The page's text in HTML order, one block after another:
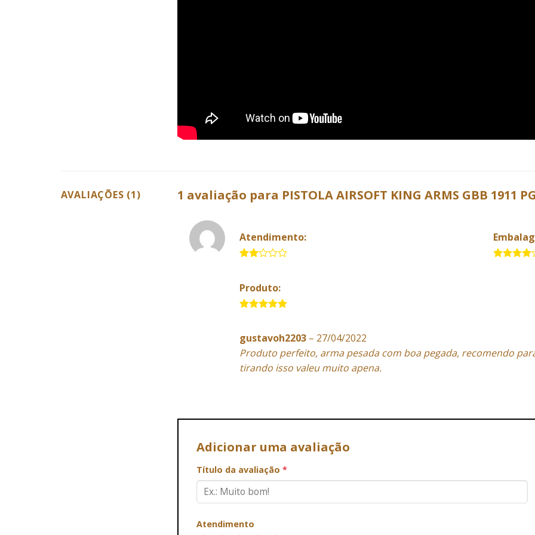
AVALIAÇÕES (1) 1 avaliação para PISTOLA AIRSOFT KING ARMS GBB 1911
Atendimento:
Produto:
gustavoh2203 – 27/04/2022
Produto perfeito, arma pesada com boa pegada, recomendo
tirando isso valeu muito apena.
Adicionar uma avaliação
Título da avaliação *
Atendimento